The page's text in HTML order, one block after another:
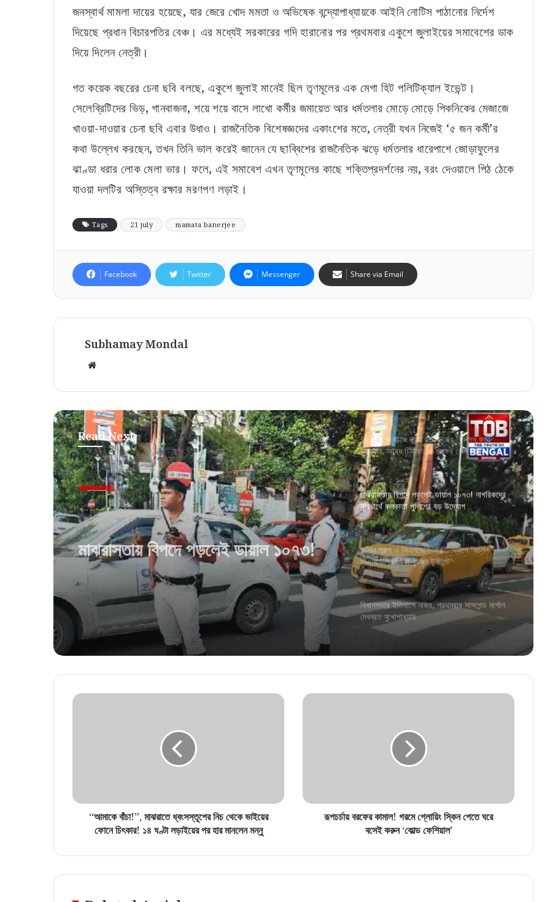
জনস্বার্থ মামলা দায়ের হয়েছে, যার জেরে খোদ মমতা ও অভিষেক বন্দ্যোপাধ্যায়কে আইনি নোটিস পাঠানোর নির্দেশ
দিয়েছে প্রধান বিচারপতির বেঞ্চ। এর মধ্যেই সরকারের গদি হারানোর পর প্রথমবার একুশে জুলাইয়ের সমাবেশের ডাক
দিয়ে দিলেন নেত্রী।
গত কয়েক বছরের চেনা ছবি বলছে, একুশে জুলাই মানেই ছিল তৃণমূলের এক মেগা হিট পলিটিক্যাল ইভেন্ট।
সেলেব্রিটিদের ভিড়, গানবাজনা, শয়ে শয়ে বাসে লাখো কর্মীর জমায়েত আর ধর্মতলার মোড়ে মোড়ে পিকনিকের মেজাজে
খাওয়া-দাওয়ার চেনা ছবি এবার উধাও। রাজনৈতিক বিশেষজ্ঞদের একাংশের মতে, নেত্রী যখন নিজেই ‘৫ জন কর্মী’র
কথা উল্লেখ করছেন, তখন তিনি ভাল করেই জানেন যে ছাব্বিশের রাজনৈতিক ঝড়ে ধর্মতলার ধারেপাশে জোড়াফুলের
ঝাণ্ডা ধরার লোক মেলা ভার। ফলে, এই সমাবেশ এখন তৃণমূলের কাছে শক্তিপ্রদর্শনের নয়, বরং দেওয়ালে পিঠ ঠেকে
যাওয়া দলটির অস্তিত্ব রক্ষার মরণপণ লড়াই।
Tags 21 july mamata banerjee
Facebook Twitter Messenger Share via Email
Subhamay Mondal
Website
Read Next
কলকাতা
August 5, 2026
মাঝরাস্তায় বিপদে পড়লেই ডায়াল ১০৭৩!
নাগরিকদের সুবিধার্থে কলকাতা পুলিশের বড়
উদ্যোগ
১২৫ দিনের কাজে ভুয়ো জব কার্ডের বিরুদ্ধে কড়া
অভিযান, অবৈধ চিহ্নিত ২১ লক্ষের বেশি কার্ড
মাঝরাস্তায় বিপদে পড়লেই ডায়াল ১০৭৩! নাগরিকদের
সুবিধার্থে কলকাতা পুলিশের বড় উদ্যোগ
বিধানসভার ইতিহাসে নজির, প্রথমবার সাসপেন্ড মার্শাল
দেবব্রত মুখোপাধ্যায়
সরিয়ে নাম না করে মমতাকে খোঁচা শুভেন্দুর
১২৫ দিনের কাজে ভুয়ো জব কার্ডের বিরুদ্ধে কড়া
অভিযান, অবৈধ চিহ্নিত ২১ লক্ষের বেশি কার্ড
মাঝরাস্তায় বিপদে পড়লেই ডায়াল ১০৭৩! নাগরিকদের
সুবিধার্থে কলকাতা পুলিশের বড় উদ্যোগ
মার্লিন গ্রুপ ও সিএসজেসি-এর উদ্যোগে ‘মার্লিন
সিএসজেসি মিডিয়া ফুটবল টুর্নামেন্ট’
বিধানসভার ইতিহাসে নজির, প্রথমবার সাসপেন্ড মার্শাল
দেবব্রত মুখোপাধ্যায়
অন্তরালে থেকেই রক্ষাকবচের আর্জি! হাই কোর্টের
১২৫ দিনের কাজে ভুয়ো জব কার্ডের বিরুদ্ধে কড়া
মাঝরাস্তায় বিপদে পড়লেই ডায়াল ১০৭৩! নাগরিকদের
সুবিধার্থে কলকাতা পুলিশের বড় উদ্যোগ
“আমাকে বাঁচা!”, মাঝরাতে ধ্বংসস্তূপের নিচ থেকে ভাইয়ের
ফোনে চিৎকার! ১৪ ঘণ্টা লড়াইয়ের পর হার মানলেন মন্নু
রূপচর্চায় বরফের কামাল! গরমে গ্লোয়িং স্কিন পেতে ঘরে
বসেই করুন ‘কোল্ড ফেশিয়াল’